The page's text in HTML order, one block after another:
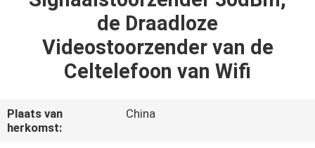
PRODUCTEN
VIDEOS
ONGEVEER
ONS
de Draadloze
Videostoorzender van de
Celtelefoon van Wifi
Plaats van
herkomst:
China